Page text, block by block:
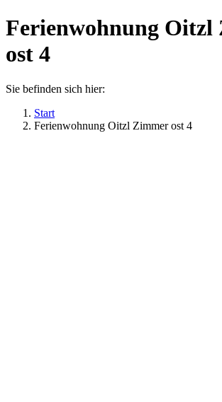
Ferienwohnung Oitzl
ost 4
Sie befinden sich hier:
Start
Ferienwohnung Oitzl Zimmer ost 4